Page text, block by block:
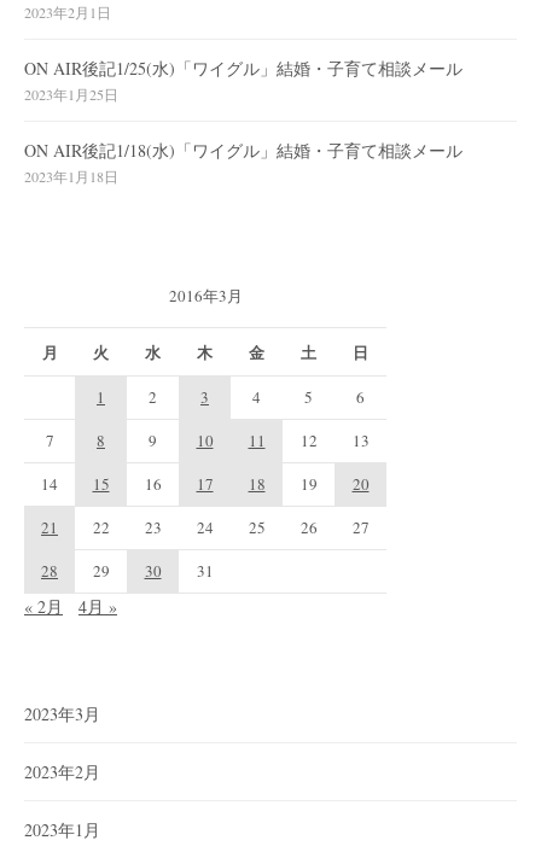
2023年2月1日
ON AIR後記1/25(水)「ワイグル」結婚・子育て相談メール
2023年1月25日
ON AIR後記1/18(水)「ワイグル」結婚・子育て相談メール
2023年1月18日
2016年3月
月 火 水 木 金 土 日
1 2 3 4 5
6
7
8 9 10 11 12
13
14
15 16 17 18 19
20
21
22 23 24 25 26
27
28
29 30 31
« 2月 4月 »
2023年3月
2023年2月
2023年1月